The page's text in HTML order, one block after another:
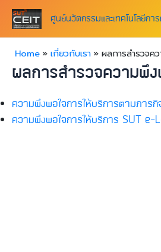
content
ศูนย์นวัตกรรมและเทคโนโลยีกา
Home เกี่ยวกับเรา ผลการสำรวจค
ผลการสำรวจความพึง
ความพึงพอใจการให้บริการตามภารกิ
ความพึงพอใจการให้บริการ SUT e-